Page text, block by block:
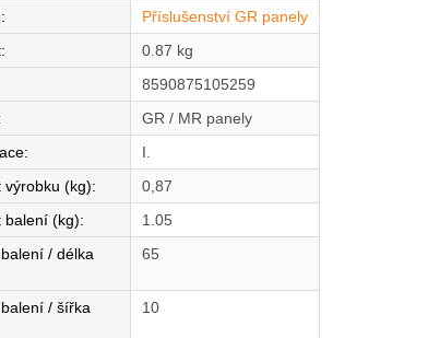
:
Příslušenství GR panely
:
0.87 kg
8590875105259
GR / MR panely
:
I.
výrobku (kg):
0,87
balení (kg):
1.05
/ délka
65
/ šířka
10